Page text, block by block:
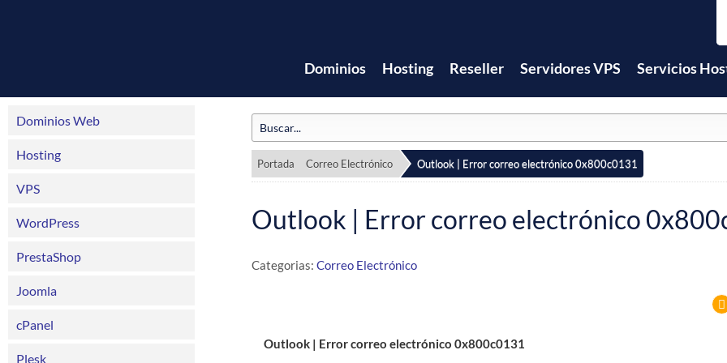
Dominios Hosting Reseller Servidores VPS Servicios
Dominios Web
Hosting
VPS
WordPress
PrestaShop
Joomla
cPanel
Plesk
Portada Correo Electrónico Outlook | Error correo electrónico 0x800c0131
Outlook | Error correo electrónico
Categorias: Correo Electrónico
Outlook | Error correo electrónico 0x800c0131